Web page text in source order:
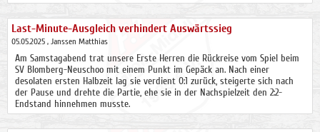
Last-Minute-Ausgleich verhindert Auswärtssieg
05.05.2025 , Janssen Matthias
Am Samstagabend trat unsere Erste Herren die Rückreise vom Spiel beim
SV Blomberg-Neuschoo mit einem Punkt im Gepäck an. Nach einer
desolaten ersten Halbzeit lag sie verdient 0:1 zurück, steigerte sich nach
der Pause und drehte die Partie, ehe sie in der Nachspielzeit den 2:2-
Endstand hinnehmen musste.